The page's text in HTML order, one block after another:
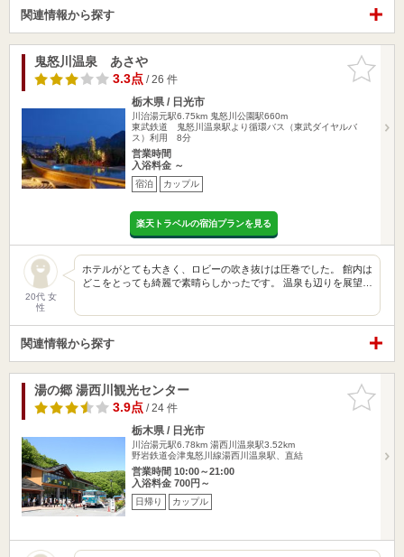
関連情報から探す
お気に入
りに追加
鬼怒川温泉 あさや
3.3点/ 26 件
栃木県 / 日光市
川治湯元駅6.75km 鬼怒川公園駅660m
東武鉄道 鬼怒川温泉駅より循環バス（東武ダイヤルバ
ス）利用 8分
営業時間
入浴料金 ～
宿泊 カップル
楽天トラベルの宿泊プランを見る
20代 女
性
ホテルがとても大きく、ロビーの吹き抜けは圧巻でした。 館内は
どこをとっても綺麗で素晴らしかったです。 温泉も辺りを展望…
関連情報から探す
お気に入
りに追加
湯の郷 湯西川観光センター
3.9点/ 24 件
栃木県 / 日光市
川治湯元駅6.78km 湯西川温泉駅3.52km
野岩鉄道会津鬼怒川線湯西川温泉駅、直結
営業時間 10:00～21:00
入浴料金 700円～
日帰り カップル